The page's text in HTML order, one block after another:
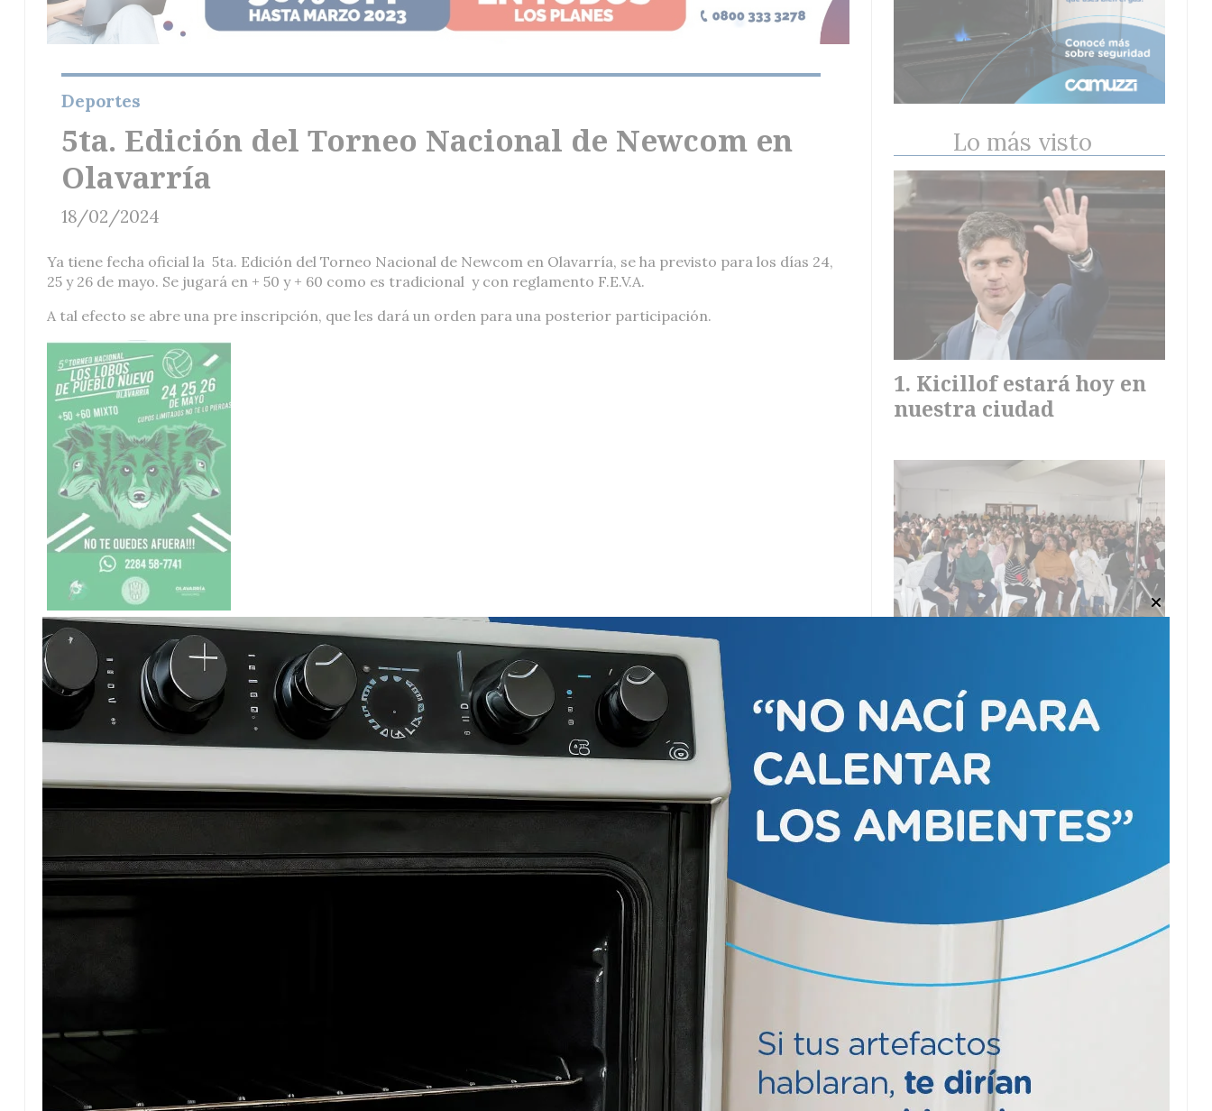
5ta. Edición del Torneo Nacional de Newcom en
Olavarría
Deportes
18/02/2024
Ya tiene fecha oficial la 5ta. Edición del Torneo Nacional de Newcom en Olavarría, se ha previsto para los días 24,
25 y 26 de mayo. Se jugará en + 50 y + 60 como es tradicional y con reglamento F.E.V.A.
A tal efecto se abre una pre inscripción, que les dará un orden para una posterior participación.
Lo más visto
Kicillof estará hoy en
nuestra ciudad
escrituras.
Sin olvidarse de
Pellitta